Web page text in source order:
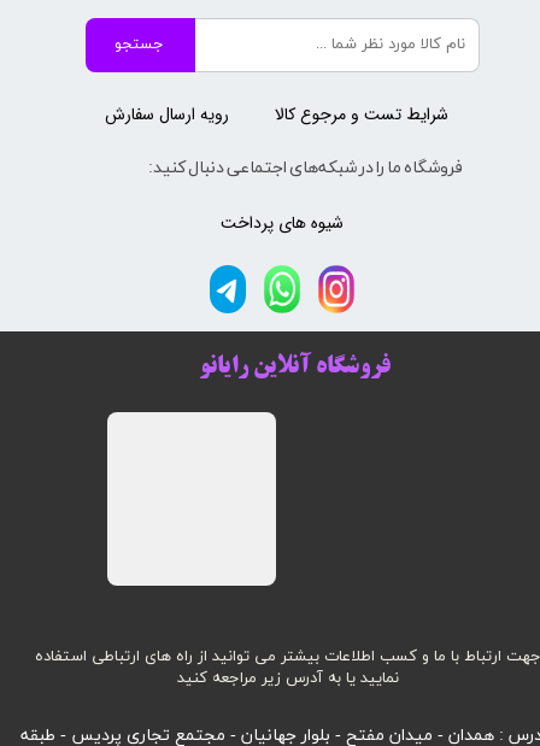
جهت ارتباط با ما و کسب اطلاعات بیشتر می توانید از راه های ارتباطی استفاده
نمایید یا به آدرس زیر مراجعه کنید
: همدان - میدان مفتح - بلوار جهانیان - مجتمع تجاری پردیس - طبقه
فروشگاه آنلاین رایانو
جستجو
فروشگاه ما را در شبکه‌های اجتماعی دنبال کنید:
رویه ارسال سفارش
شیوه های پرداخت
شرایط تست و مرجوع کالا